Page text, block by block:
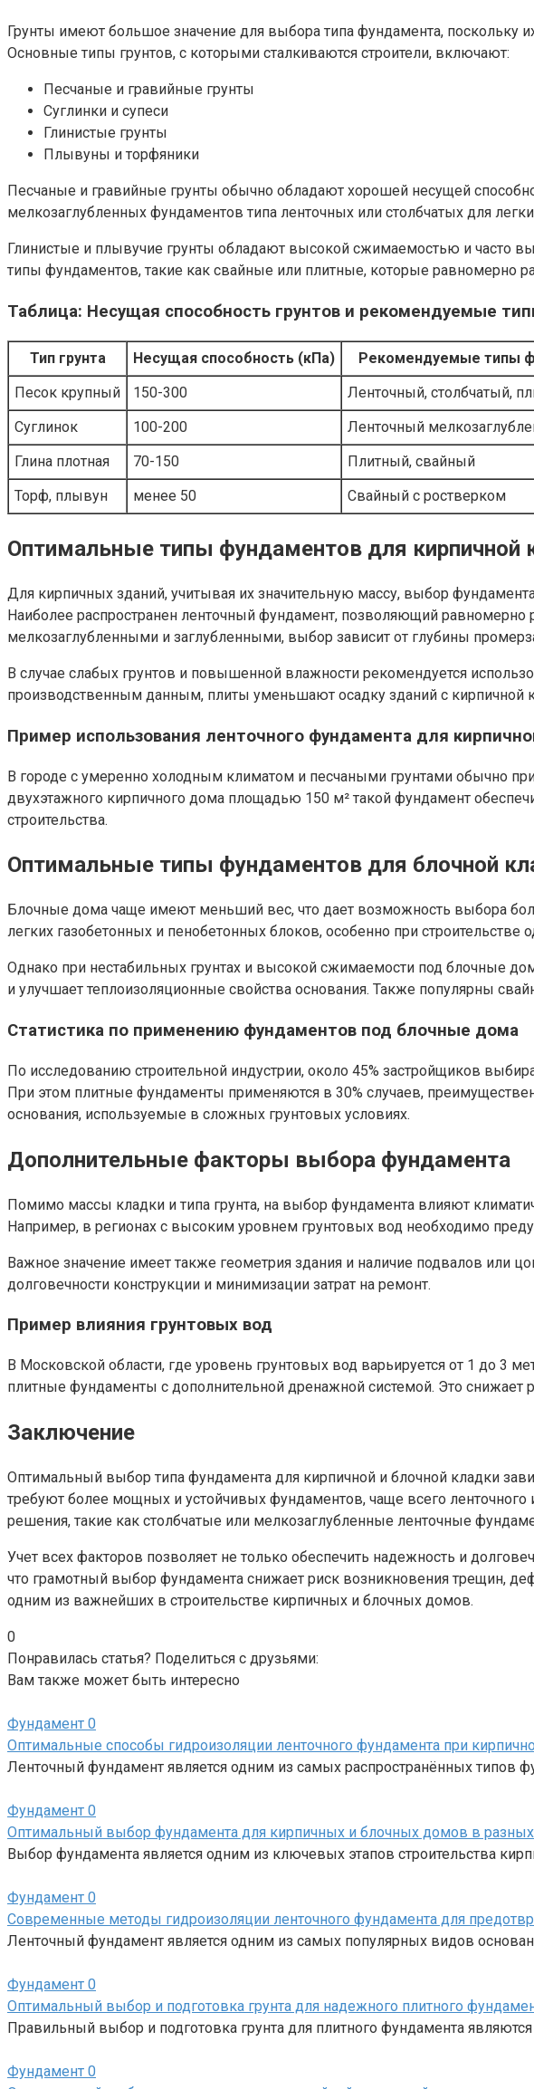
Грунты имеют большое значение для выбора типа фундамента, поскольку
Основные типы грунтов, с которыми сталкиваются строители, включают:
Песчаные и гравийные грунты
Суглинки и супеси
Глинистые грунты
Плывуны и торфяники
Песчаные и гравийные грунты обычно обладают хорошей несущей
мелкозаглубленных фундаментов типа ленточных или столбчатых для
Глинистые и плывучие грунты обладают высокой сжимаемостью и часто
типы фундаментов, такие как свайные или плитные, которые равномерно
Таблица: Несущая способность грунтов и рекомендуемые
Тип грунта Несущая способность (кПа)
Рекомендуемые типы
Песок крупный
150-300
Ленточный, столбчатый,
Суглинок
100-200
Ленточный
Глина плотная
70-150
Плитный, свайный
Торф, плывун
менее 50 Свайный с ростверком
Оптимальные типы фундаментов для кирпичной
Для кирпичных зданий, учитывая их значительную массу, выбор
Наиболее распространен ленточный фундамент, позволяющий
мелкозаглубленными и заглубленными, выбор зависит от глубины
В случае слабых грунтов и повышенной влажности рекомендуется
производственным данным, плиты уменьшают осадку зданий с кирпичной
Пример использования ленточного фундамента для
В городе с умеренно холодным климатом и песчаными грунтами обычно
двухэтажного кирпичного дома площадью 150 м² такой фундамент
строительства.
Оптимальные типы фундаментов для блочной
Блочные дома чаще имеют меньший вес, что дает возможность выбора
легких газобетонных и пенобетонных блоков, особенно при
Однако при нестабильных грунтах и высокой сжимаемости под блочные
и улучшает теплоизоляционные свойства основания. Также популярны
Статистика по применению фундаментов под блочные дома
По исследованию строительной индустрии, около 45% застройщиков
При этом плитные фундаменты применяются в 30% случаев,
основания, используемые в сложных грунтовых условиях.
Дополнительные факторы выбора фундамента
Помимо массы кладки и типа грунта, на выбор фундамента влияют
Например, в регионах с высоким уровнем грунтовых вод необходимо
Важное значение имеет также геометрия здания и наличие подвалов или
долговечности конструкции и минимизации затрат на ремонт.
Пример влияния грунтовых вод
В Московской области, где уровень грунтовых вод варьируется от 1 до 3
плитные фундаменты с дополнительной дренажной системой. Это снижает
Заключение
Оптимальный выбор типа фундамента для кирпичной и блочной кладки
требуют более мощных и устойчивых фундаментов, чаще всего ленточного
решения, такие как столбчатые или мелкозаглубленные ленточные
Учет всех факторов позволяет не только обеспечить надежность и
что грамотный выбор фундамента снижает риск возникновения трещин,
одним из важнейших в строительстве кирпичных и блочных домов.
0
Понравилась статья? Поделиться с друзьями:
Вам также может быть интересно
Фундамент 0
Оптимальные способы гидроизоляции ленточного фундамента при
Ленточный фундамент является одним из самых распространённых типов
Фундамент 0
Оптимальный выбор фундамента для кирпичных и блочных домов в разных
Выбор фундамента является одним из ключевых этапов строительства
Фундамент 0
Современные методы гидроизоляции ленточного фундамента для
Ленточный фундамент является одним из самых популярных видов
Фундамент 0
Оптимальный выбор и подготовка грунта для надежного плитного
Правильный выбор и подготовка грунта для плитного фундамента
Фундамент 0